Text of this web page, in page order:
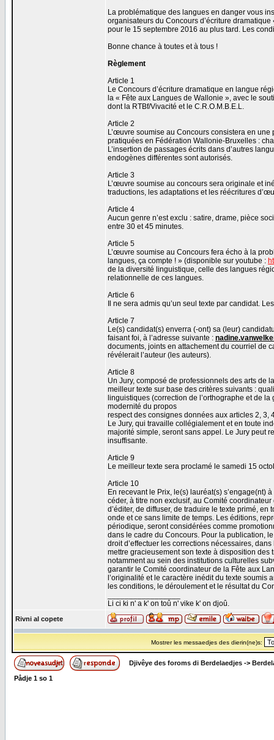
La problématique des langues en danger vous
organisateurs du Concours d’écriture
pour le 15 septembre 2016 au plus tard. Les
Bonne chance à toutes et à tous !
Règlement
Article 1
Le Concours d’écriture dramatique en langue
la « Fête aux Langues de Wallonie », avec le
dont la RTBf/Vivacité et le C.R.O.M.B.E.L.
Article 2
L’œuvre soumise au Concours consistera en
pratiquées en Fédération Wallonie-Bruxelles :
L’insertion de passages écrits dans d’autres
endogènes différentes sont autorisés.
Article 3
L’œuvre soumise au concours sera originale et
traductions, les adaptations et les réécritures
Article 4
Aucun genre n’est exclu : satire, drame, pièce
entre 30 et 45 minutes.
Article 5
L’œuvre soumise au Concours fera écho à la
langues, ça compte ! » (disponible sur youtube :
de la diversité linguistique, celle des langues
relationnelle de ces langues.
Article 6
Il ne sera admis qu’un seul texte par candidat.
Article 7
Le(s) candidat(s) enverra (-ont) sa (leur)
faisant foi, à l’adresse suivante :
documents, joints en attachement du courriel de
révélerait l’auteur (les auteurs).
Article 8
Un Jury, composé de professionnels des arts de
meilleur texte sur base des critères suivants :
linguistiques (correction de l’orthographe et de
modernité du propos
respect des consignes données aux articles 2, 3,
Le Jury, qui travaille collégialement et en toute
majorité simple, seront sans appel. Le Jury peut
insuffisante.
Article 9
Le meilleur texte sera proclamé le samedi 15
Article 10
En recevant le Prix, le(s) lauréat(s) s’engage(nt) à
céder, à titre non exclusif, au Comité
d’éditer, de diffuser, de traduire le texte primé,
onde et ce sans limite de temps. Les éditions,
périodique, seront considérées comme
dans le cadre du Concours. Pour la publication,
droit d’effectuer les corrections nécessaires,
mettre gracieusement son texte à disposition des
notamment au sein des institutions culturelles
garantir le Comité coordinateur de la Fête aux
l’originalité et le caractère inédit du texte
les conditions, le déroulement et le résultat du
Li ci ki n' a k' on toû n' vike k' on djoû.
Rivni al copete
Mostrer les messaedjes des dierin(ne)s:
Djivêye des foroms di Berdelaedjes ->
Pådje 1 so 1